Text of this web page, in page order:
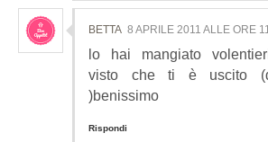
BETTA 8 APRILE 2011 ALLE ORE
lo hai mangiato
visto che ti è uscito
)benissimo
Rispondi